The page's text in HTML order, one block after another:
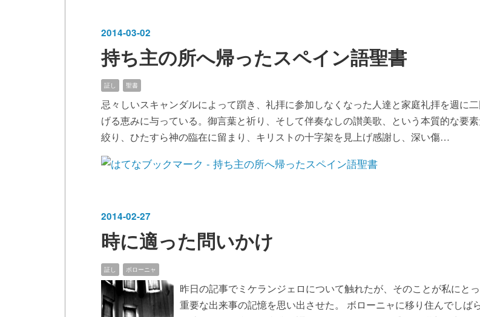
2014-03-02
持ち主の所へ帰ったスペイン語聖書
証し 聖書
忌々しいスキャンダルによって躓き、礼拝に参加しなくなった人達と家庭礼拝を週に
げる恵みに与っている。御言葉と祈り、そして伴奏なしの讃美歌、という本質的な要
絞り、ひたすら神の臨在に留まり、キリストの十字架を見上げ感謝し、深い傷…
2014-02-27
時に適った問いかけ
証し ボローニャ
昨日の記事でミケランジェロについて触れたが、そのことが私にと
重要な出来事の記憶を思い出させた。 ボローニャに移り住んでしば